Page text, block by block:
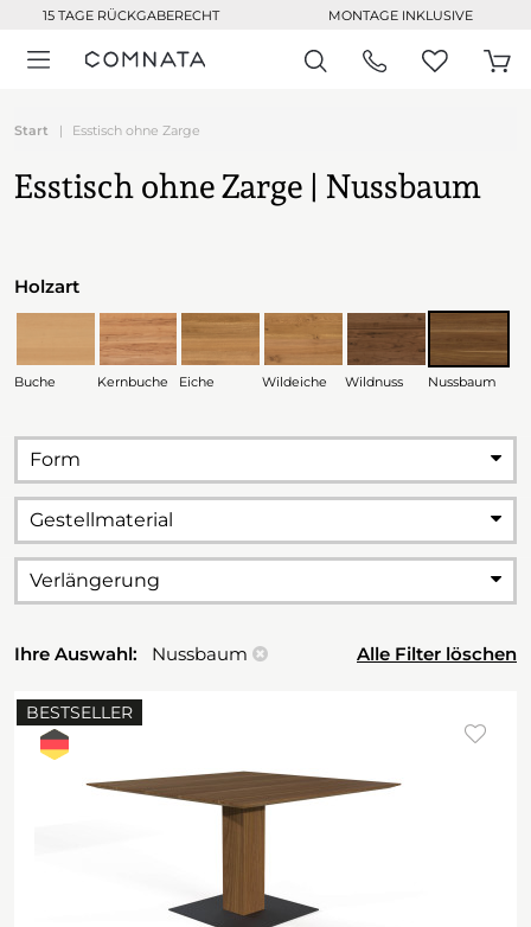
15 TAGE RÜCKGABERECHT MONTAGE INKLUSIVE
Start Esstisch ohne Zarge
Esstisch ohne Zarge | Nussbaum
Holzart
Buche Kernbuche Eiche Wildeiche Wildnuss Nussbaum
Form
Gestellmaterial
Verlängerung
Ihre Auswahl: Nussbaum Alle Filter löschen
BESTSELLER